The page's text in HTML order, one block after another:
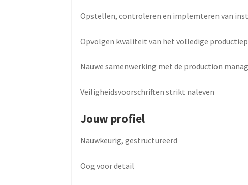
Opstellen, controleren en implemteren van
Opvolgen kwaliteit van het volledige
Nauwe samenwerking met de production
Veiligheidsvoorschriften strikt naleven
Jouw profiel
Nauwkeurig, gestructureerd
Oog voor detail